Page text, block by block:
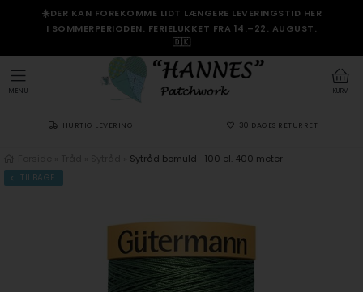
☀️DER KAN FOREKOMME LIDT LÆNGERE LEVERINGSTID HER
I SOMMERPERIODEN. FERIELUKKET FRA 14.–22. AUGUST.
🇩🇰
KURV
MENU
HURTIG LEVERING 30 DAGES RETURRET
Sytråd bomuld -100 el. 400 meter
TILBAGE